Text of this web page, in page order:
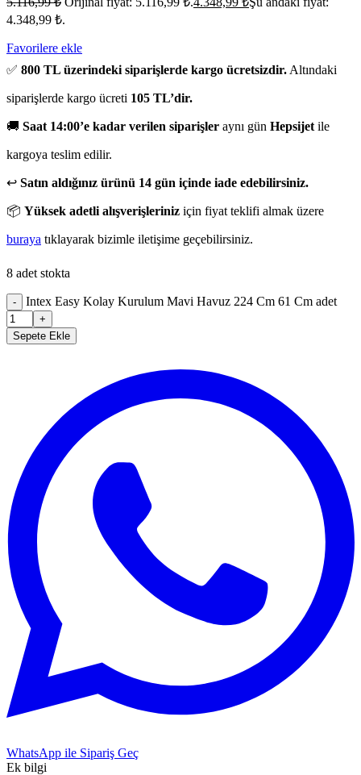
4.348,99 ₺.
Favorilere ekle
✅ 800 TL üzerindeki siparişlerde kargo ücretsizdir. Altındaki
siparişlerde kargo ücreti 105 TL’dir.
🚚 Saat 14:00’e kadar verilen siparişler aynı gün Hepsijet ile
kargoya teslim edilir.
↩️ Satın aldığınız ürünü 14 gün içinde iade edebilirsiniz.
📦 Yüksek adetli alışverişleriniz için fiyat teklifi almak üzere
buraya tıklayarak bizimle iletişime geçebilirsiniz.
8 adet stokta
- Intex Easy Kolay Kurulum Mavi Havuz 224 Cm 61 Cm adet
+
Sepete Ekle
WhatsApp ile Sipariş Geç
Ek bilgi